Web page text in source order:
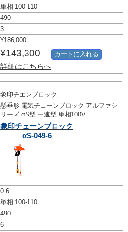
単相 100-110
490
3
¥186,000
¥143,300
詳細はこちらへ
カートに入れる
象印チエンブロック
懸垂形 電気チェーンブロック アルファシ
リーズ αS型 一速型 単相100V
象印チェーンブロック
αS-049-6
0.6
単相 100-110
490
6